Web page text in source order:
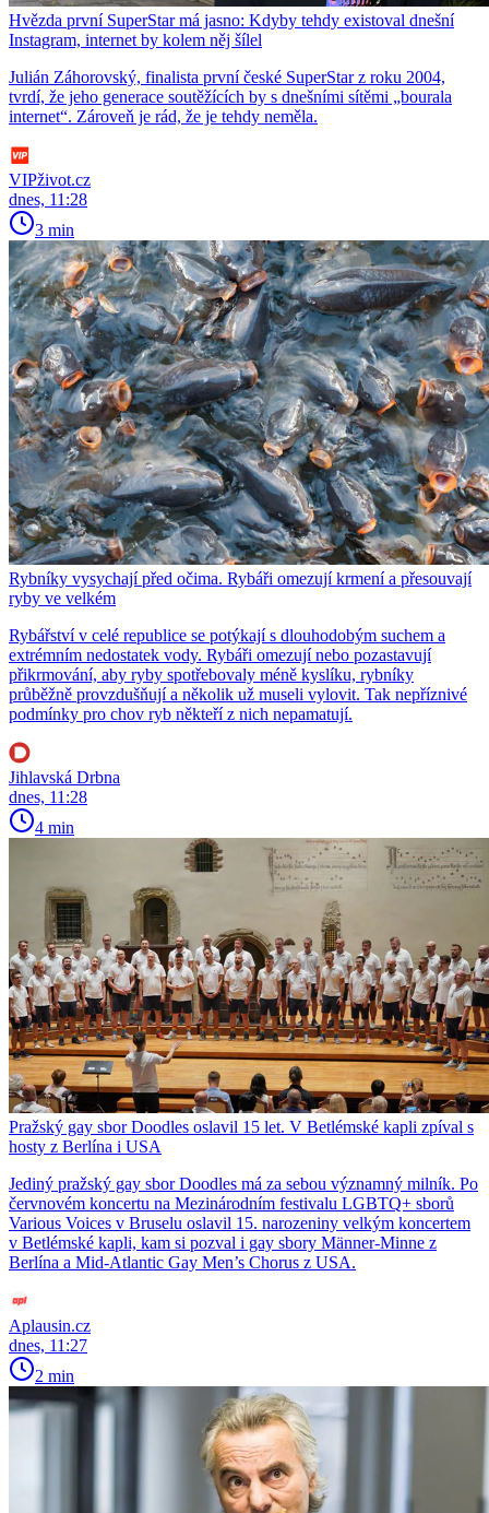
Hvězda první SuperStar má jasno: Kdyby tehdy existoval dnešní
Instagram, internet by kolem něj šílel
Julián Záhorovský, finalista první české SuperStar z roku 2004,
tvrdí, že jeho generace soutěžících by s dnešními sítěmi „bourala
internet“. Zároveň je rád, že je tehdy neměla.
VIPživot.cz
dnes, 11:28
3 min
Rybníky vysychají před očima. Rybáři omezují krmení a přesouvají
ryby ve velkém
Rybářství v celé republice se potýkají s dlouhodobým suchem a
extrémním nedostatek vody. Rybáři omezují nebo pozastavují
přikrmování, aby ryby spotřebovaly méně kyslíku, rybníky
průběžně provzdušňují a několik už museli vylovit. Tak nepříznivé
podmínky pro chov ryb někteří z nich nepamatují.
Jihlavská Drbna
dnes, 11:28
4 min
Pražský gay sbor Doodles oslavil 15 let. V Betlémské kapli zpíval s
hosty z Berlína i USA
Jediný pražský gay sbor Doodles má za sebou významný milník. Po
červnovém koncertu na Mezinárodním festivalu LGBTQ+ sborů
Various Voices v Bruselu oslavil 15. narozeniny velkým koncertem
v Betlémské kapli, kam si pozval i gay sbory Männer-Minne z
Berlína a Mid-Atlantic Gay Men’s Chorus z USA.
Aplausin.cz
dnes, 11:27
2 min